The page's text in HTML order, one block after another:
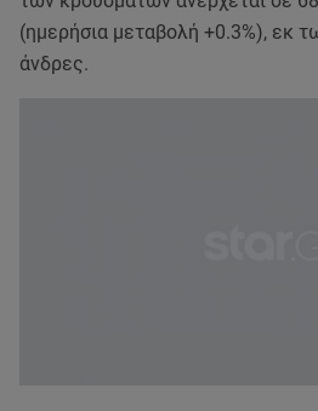
(ημερήσια μεταβολή +0.3%), εκ
άνδρες.